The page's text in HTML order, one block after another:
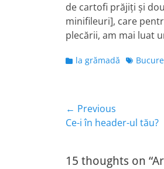
de cartofi prăjiţi şi
minifileuri], care
plecării, am mai luat
Categories
la grămadă Tags
Navigare
în
articole
← Previous
Previous
Ce-i în header-ul tău?
15 thoughts on